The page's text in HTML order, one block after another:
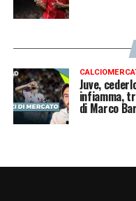
Juve,
infiamma,
di Marco